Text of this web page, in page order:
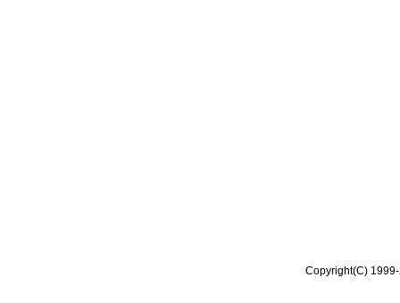
Copyright(C)